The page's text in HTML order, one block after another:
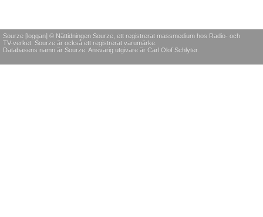
Sourze [loggan] © Nättidningen Sourze, ett registrerat massmedium hos Radio- och
TV-verket. Sourze är också ett registrerat varumärke.
Databasens namn är Sourze. Ansvarig utgivare är Carl Olof Schlyter.